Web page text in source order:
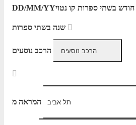
DD/MM/YYחודש בשתי ספרות קו נטוי
הרכב נוסעים
המראה מ